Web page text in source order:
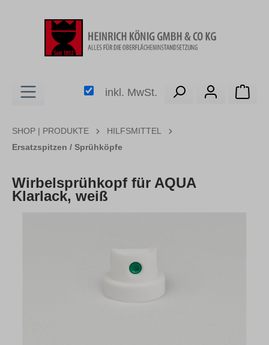
inkl. MwSt.
SHOP | PRODUKTE
HILFSMITTEL
Ersatzspitzen / Sprühköpfe
Wirbelsprühkopf für AQUA
Klarlack, weiß